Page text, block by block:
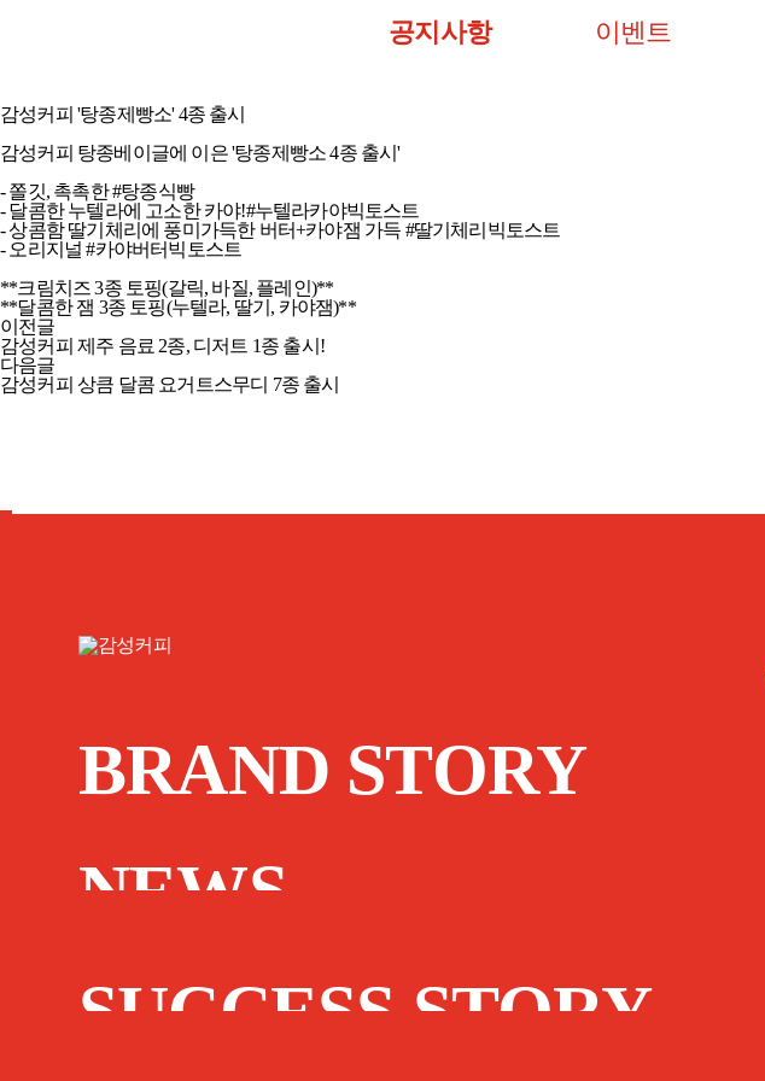
공지사항 이벤트
감성커피 '탕종제빵소' 4종 출시
감성커피 탕종베이글에 이은 '탕종제빵소 4종 출시'
- 쫄깃, 촉촉한 #탕종식빵 ​
- 달콤한 누텔라에 고소한 카야!#누텔라카야빅토스트 ​
- 상콤함 딸기체리에 풍미가득한 버터+카야잼 가득 #딸기체리빅토스트 ​
- 오리지널 #카야버터빅토스트 ​
**크림치즈 3종 토핑(갈릭, 바질, 플레인)​**
**달콤한 잼 3종 토핑(누텔라, 딸기, 카야잼)**
이전글
감성커피 제주 음료 2종, 디저트 1종 출시!
다음글
감성커피 상큼 달콤 요거트스무디 7종 출시
BRAND STORY
NEWS
SUCCESS STORY